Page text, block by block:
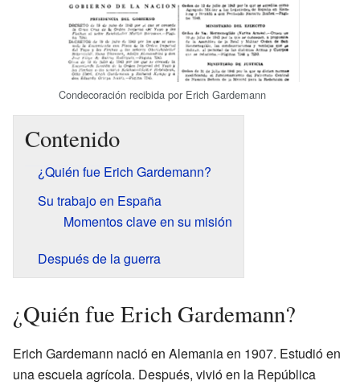
Condecoración recibida por Erich Gardemann
Contenido
¿Quién fue Erich Gardemann?
Su trabajo en España
Momentos clave en su misión
Después de la guerra
¿Quién fue Erich Gardemann?
Erich Gardemann nació en Alemania en 1907. Estudió en
una escuela agrícola. Después, vivió en la República